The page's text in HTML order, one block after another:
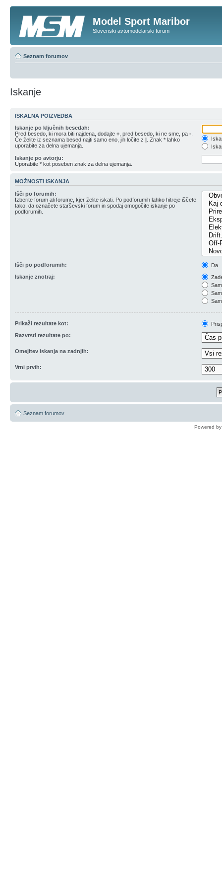
Model Sport Maribor
Slovenski avtomodelarski forum
Seznam forumov
Iskanje
ISKALNA POIZVEDBA
Iskanje po ključnih besedah:
Pred besedo, ki mora biti najdena, dodajte + , pred besedo, ki ne sme, pa -
Če želite iz seznama besed najti samo eno, jih ločite z | . Znak * lahko
uporabite za delna ujemanja.
Iskanje po avtorju:
Uporabite * kot poseben znak za delna ujemanja.
MOŽNOSTI ISKANJA
Išči po forumih:
Izberite forum ali forume, kjer želite iskati. Po podforumih lahko hitreje iščete
tako, da označete starševski forum in spodaj omogočite iskanje po
podforumih.
Išči po podforumih:
Da
Iskanje znotraj:
Prikaži rezultate kot:
Razvrsti rezultate po:
Omejitev iskanja na zadnjih:
Vrni prvih:
Seznam forumov
Powered